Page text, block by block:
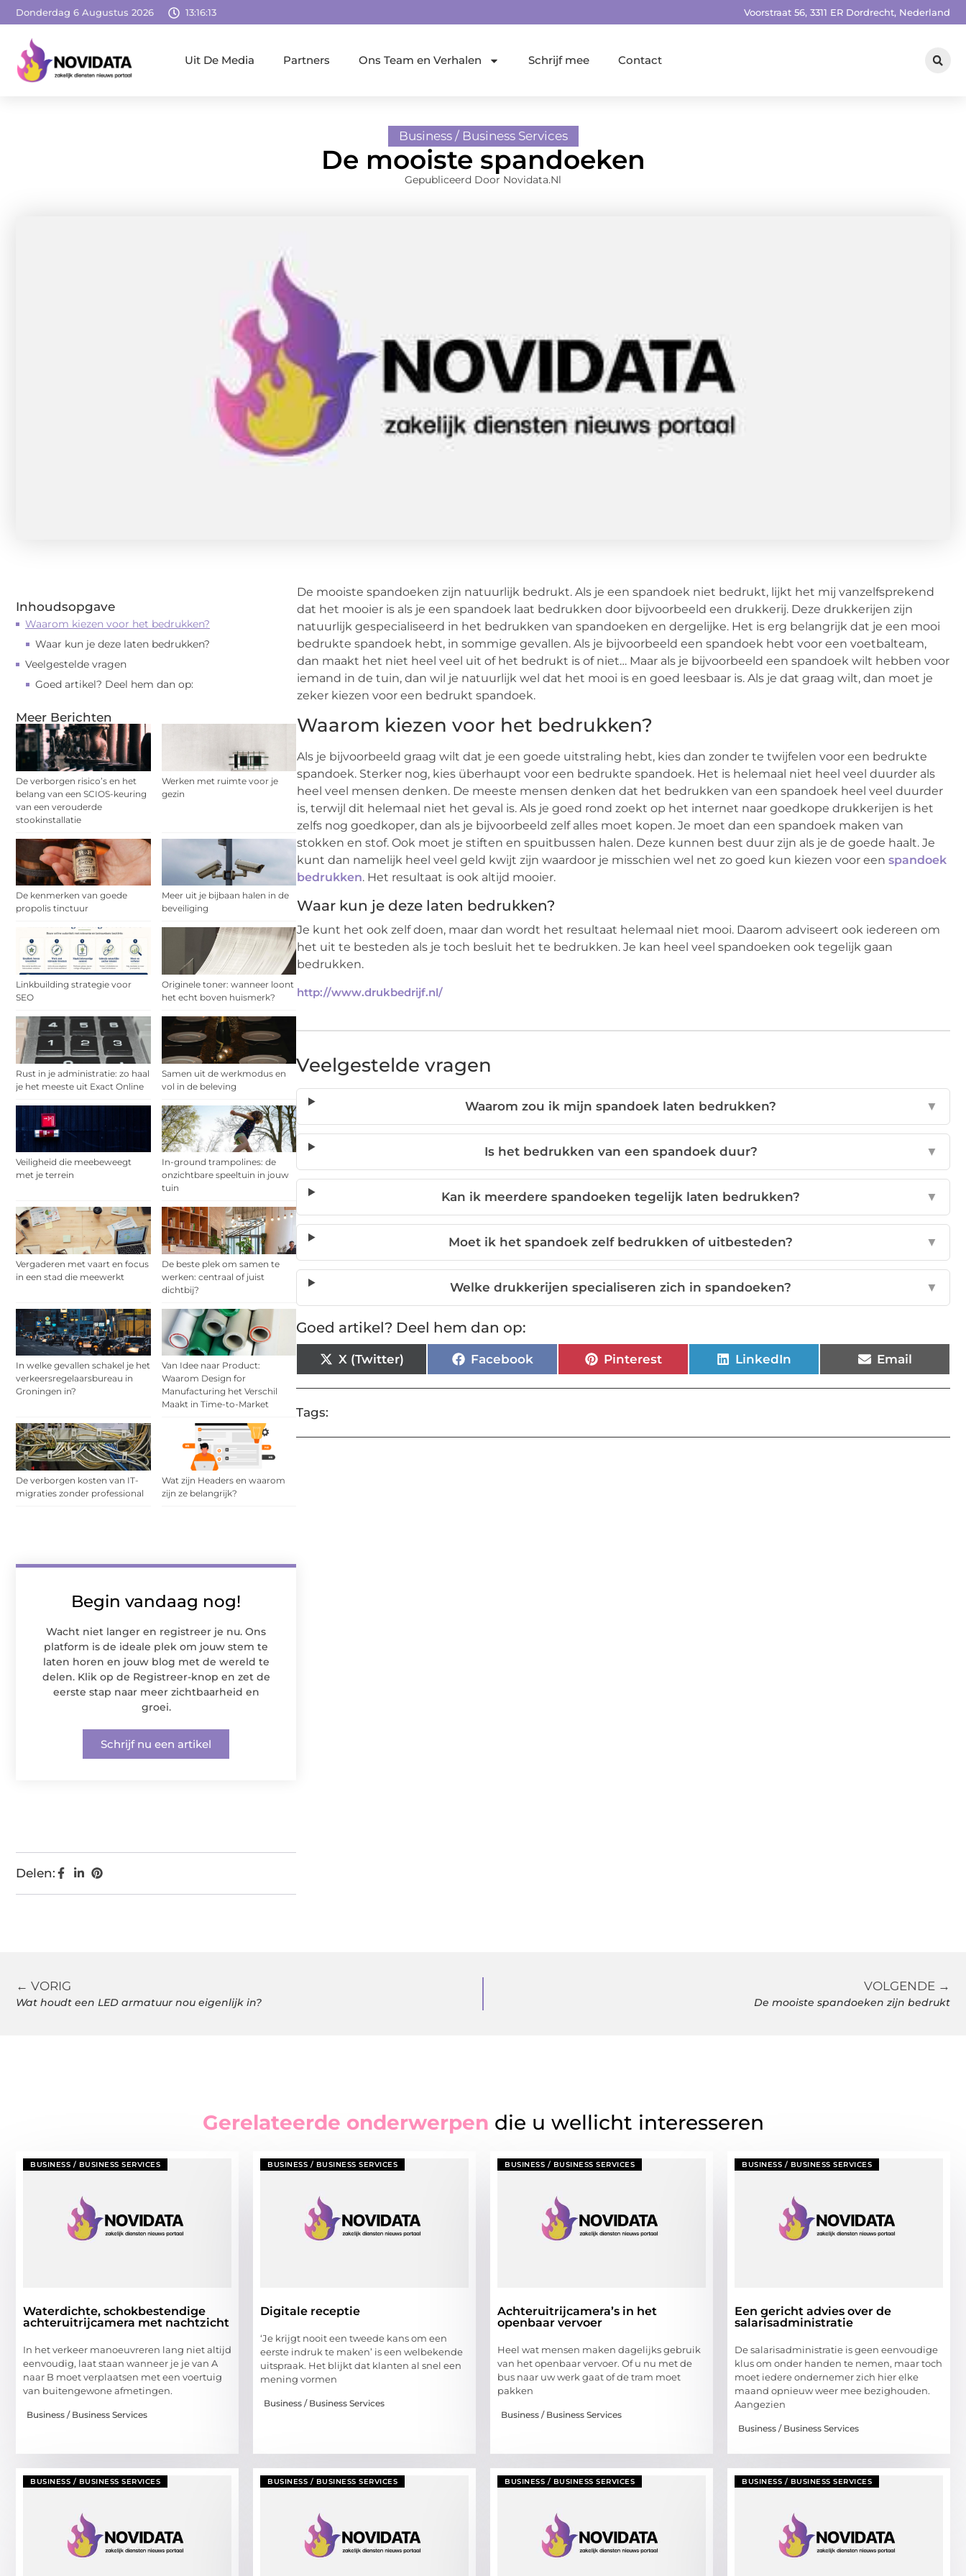
Donderdag 6 Augustus 2026 13:16:14 Voorstraat 56, 3311 ER Dordrecht, Nederland
Uit De Media Partners Ons Team en Verhalen Schrijf mee Contact
Business / Business Services
De mooiste spandoeken
Gepubliceerd Door Novidata.nl
Inhoudsopgave
Waarom kiezen voor het bedrukken?
Waar kun je deze laten bedrukken?
Veelgestelde vragen
Goed artikel? Deel hem dan op:
Meer Berichten
De verborgen risico’s en het
belang van een SCIOS-keuring
van een verouderde
stookinstallatie
Werken met ruimte voor je
gezin
De kenmerken van goede
propolis tinctuur
Meer uit je bijbaan halen in de
beveiliging
Linkbuilding strategie voor
SEO
Originele toner: wanneer loont
het echt boven huismerk?
Rust in je administratie: zo haal
je het meeste uit Exact Online
Samen uit de werkmodus en
vol in de beleving
Veiligheid die meebeweegt
met je terrein
In-ground trampolines: de
onzichtbare speeltuin in jouw
tuin
Vergaderen met vaart en focus
in een stad die meewerkt
De beste plek om samen te
werken: centraal of juist
dichtbij?
In welke gevallen schakel je het
verkeersregelaarsbureau in
Groningen in?
Van Idee naar Product:
Waarom Design for
Manufacturing het Verschil
Maakt in Time-to-Market
De verborgen kosten van IT-
migraties zonder professional
Wat zijn Headers en waarom
zijn ze belangrijk?
Begin vandaag nog!
Wacht niet langer en registreer je nu. Ons
platform is de ideale plek om jouw stem te
laten horen en jouw blog met de wereld te
delen. Klik op de Registreer-knop en zet de
eerste stap naar meer zichtbaarheid en
groei.
Schrijf nu een artikel
Delen:
De mooiste spandoeken zijn natuurlijk bedrukt. Als je een spandoek niet bedrukt, lijkt het mij vanzelfsprekend
dat het mooier is als je een spandoek laat bedrukken door bijvoorbeeld een drukkerij. Deze drukkerijen zijn
natuurlijk gespecialiseerd in het bedrukken van spandoeken en dergelijke. Het is erg belangrijk dat je een mooi
bedrukte spandoek hebt, in sommige gevallen. Als je bijvoorbeeld een spandoek hebt voor een voetbalteam,
dan maakt het niet heel veel uit of het bedrukt is of niet… Maar als je bijvoorbeeld een spandoek wilt hebben voor
iemand in de tuin, dan wil je natuurlijk wel dat het mooi is en goed leesbaar is. Als je dat graag wilt, dan moet je
zeker kiezen voor een bedrukt spandoek.
Waarom kiezen voor het bedrukken?
Als je bijvoorbeeld graag wilt dat je een goede uitstraling hebt, kies dan zonder te twijfelen voor een bedrukte
spandoek. Sterker nog, kies überhaupt voor een bedrukte spandoek. Het is helemaal niet heel veel duurder als
heel veel mensen denken. De meeste mensen denken dat het bedrukken van een spandoek heel veel duurder
is, terwijl dit helemaal niet het geval is. Als je goed rond zoekt op het internet naar goedkope drukkerijen is het
zelfs nog goedkoper, dan als je bijvoorbeeld zelf alles moet kopen. Je moet dan een spandoek maken van
stokken en stof. Ook moet je stiften en spuitbussen halen. Deze kunnen best duur zijn als je de goede haalt. Je
kunt dan namelijk heel veel geld kwijt zijn waardoor je misschien wel net zo goed kun kiezen voor een spandoek
bedrukken. Het resultaat is ook altijd mooier.
Waar kun je deze laten bedrukken?
Je kunt het ook zelf doen, maar dan wordt het resultaat helemaal niet mooi. Daarom adviseert ook iedereen om
het uit te besteden als je toch besluit het te bedrukken. Je kan heel veel spandoeken ook tegelijk gaan
bedrukken.
http://www.drukbedrijf.nl/
Veelgestelde vragen
Waarom zou ik mijn spandoek laten bedrukken? ▼
Is het bedrukken van een spandoek duur? ▼
Kan ik meerdere spandoeken tegelijk laten bedrukken? ▼
Moet ik het spandoek zelf bedrukken of uitbesteden? ▼
Welke drukkerijen specialiseren zich in spandoeken? ▼
Goed artikel? Deel hem dan op:
X (Twitter) Facebook Pinterest LinkedIn Email
Tags:
← VORIG
Wat houdt een LED armatuur nou eigenlijk in?
VOLGENDE →
De mooiste spandoeken zijn bedrukt
Gerelateerde onderwerpen die u wellicht interesseren
BUSINESS / BUSINESS SERVICES
Waterdichte, schokbestendige
achteruitrijcamera met nachtzicht
In het verkeer manoeuvreren lang niet altijd
eenvoudig, laat staan wanneer je je van A
naar B moet verplaatsen met een voertuig
van buitengewone afmetingen.
Business / Business Services
BUSINESS / BUSINESS SERVICES
Digitale receptie
‘Je krijgt nooit een tweede kans om een
eerste indruk te maken’ is een welbekende
uitspraak. Het blijkt dat klanten al snel een
mening vormen
Business / Business Services
BUSINESS / BUSINESS SERVICES
Achteruitrijcamera’s in het
openbaar vervoer
Heel wat mensen maken dagelijks gebruik
van het openbaar vervoer. Of u nu met de
bus naar uw werk gaat of de tram moet
pakken
Business / Business Services
BUSINESS / BUSINESS SERVICES
Een gericht advies over de
salarisadministratie
De salarisadministratie is geen eenvoudige
klus om onder handen te nemen, maar toch
moet iedere ondernemer zich hier elke
maand opnieuw weer mee bezighouden.
Aangezien
Business / Business Services
BUSINESS / BUSINESS SERVICES BUSINESS / BUSINESS SERVICES BUSINESS / BUSINESS SERVICES BUSINESS / BUSINESS SERVICES